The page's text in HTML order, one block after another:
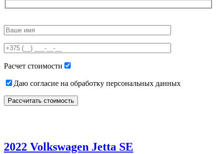
leave
field
empty.
Расчет стоимости
Даю согласие на обработку персональных данных
2022 Volkswagen Jetta SE